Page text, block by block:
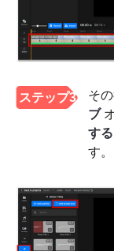
ステップ3 そ
ブ
する
す。